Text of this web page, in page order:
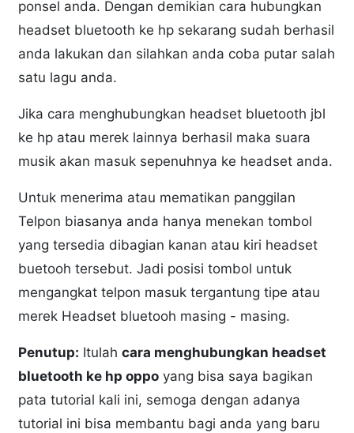
ponsel anda. Dengan demikian cara hubungkan
headset bluetooth ke hp sekarang sudah berhasil
anda lakukan dan silahkan anda coba putar salah
satu lagu anda.
Jika cara menghubungkan headset bluetooth jbl
ke hp atau merek lainnya berhasil maka suara
musik akan masuk sepenuhnya ke headset anda.
Untuk menerima atau mematikan panggilan
Telpon biasanya anda hanya menekan tombol
yang tersedia dibagian kanan atau kiri headset
buetooh tersebut. Jadi posisi tombol untuk
mengangkat telpon masuk tergantung tipe atau
merek Headset bluetooh masing - masing.
Penutup: Itulahcara menghubungkan headset
bluetooth ke hp oppo yang bisa saya bagikan
pata tutorial kali ini, semoga dengan adanya
tutorial ini bisa membantu bagi anda yang baru